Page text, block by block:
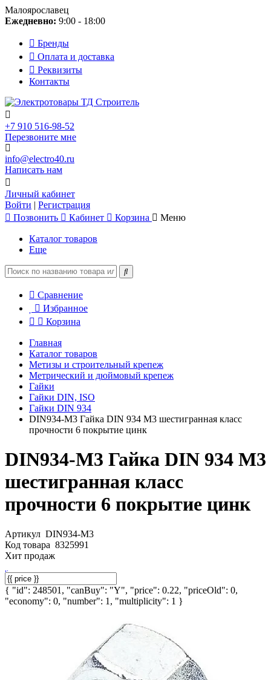
Малоярославец
Ежедневно: 9:00 - 18:00
Бренды
Оплата и доставка
Реквизиты
Контакты
+7 910 516-98-52
Перезвоните мне
info@electro40.ru
Написать нам
Личный кабинет
Войти | Регистрация
Позвонить
Кабинет Корзина Меню
Каталог товаров
Еще
Сравнение
Избранное
Корзина
Главная
Каталог товаров
Метизы и строительный крепеж
Метрический и дюймовый крепеж
Гайки
Гайки DIN, ISO
Гайки DIN 934
DIN934-М3 Гайка DIN 934 М3 шестигранная класс
прочности 6 покрытие цинк
DIN934-М3 Гайка DIN 934 М3
шестигранная класс
прочности 6 покрытие цинк
Артикул DIN934-М3
Код товара 8325991
Хит продаж
{ "id": 248501, "canBuy": "Y", "price": 0.22, "priceOld": 0,
"economy": 0, "number": 1, "multiplicity": 1 }